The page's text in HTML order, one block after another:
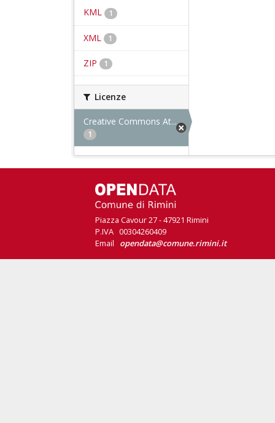
KML 1
XML 1
ZIP 1
Licenze
Creative Commons At...
1
Piazza Cavour 27 - 47921 Rimini
P.IVA 00304260409
Email opendata@comune.rimini.it